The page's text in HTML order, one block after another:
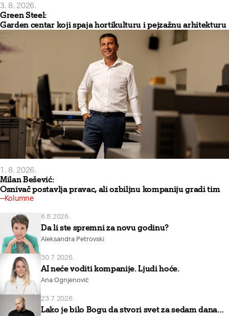
3. 8. 2026.
Green Steel:
Garden centar koji spaja hortikulturu i pejzažnu arhitekturu
1. 8. 2026.
Milan Bešević:
Osnivač postavlja pravac, ali ozbiljnu kompaniju gradi tim
Kolumne
6.8.2026.
Da li ste spremni za novu godinu?
Aleksandra Petrovski
30.7.2026.
AI neće voditi kompanije. Ljudi hoće.
Ana Ognjenović
23.7.2026.
Lako je bilo Bogu da stvori svet za sedam dana…